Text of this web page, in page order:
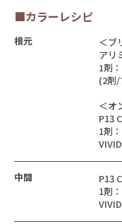
■カラーレシピ
根元
＜ブ
アリ
1剤
(2剤/
＜オ
P13
1剤
中間
P13
1剤